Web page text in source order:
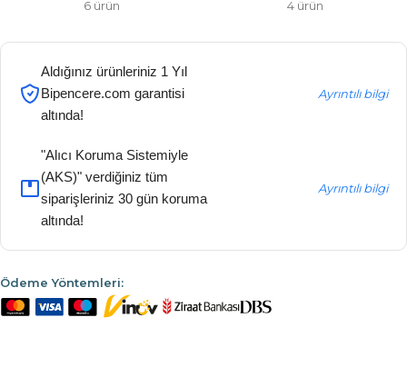
6 ürün 4 ürün
Aldığınız ürünleriniz 1 Yıl
Bipencere.com garantisi
altında!
Ayrıntılı bilgi
"Alıcı Koruma Sistemiyle
(AKS)" verdiğiniz tüm
siparişleriniz 30 gün koruma
altında!
Ayrıntılı bilgi
Ödeme Yöntemleri: